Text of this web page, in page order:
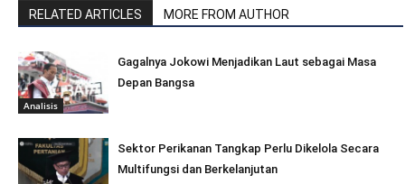
RELATED ARTICLES MORE FROM AUTHOR
Analisis
Gagalnya Jokowi Menjadikan Laut sebagai Masa
Depan Bangsa
Sektor Perikanan Tangkap Perlu Dikelola Secara
Multifungsi dan Berkelanjutan